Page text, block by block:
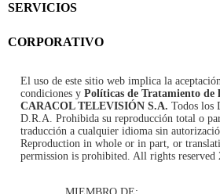
SERVICIOS
CORPORATIVO
El uso de este sitio web implica la
condiciones y Políticas de Tratamiento de
CARACOL TELEVISIÓN S.A. Todos los
D.R.A. Prohibida su reproducción total o
traducción a cualquier idioma sin
Reproduction in whole or in part, or
permission is prohibited. All rights reserved
MIEMBRO DE: